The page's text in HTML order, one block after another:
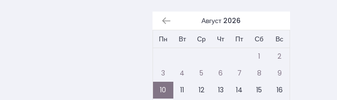
Август 2026
Пн
Вт Ср Чт Пт Сб
Вс
1
2
3
4 5 6 7 8
9
10
11 12 13 14 15
16